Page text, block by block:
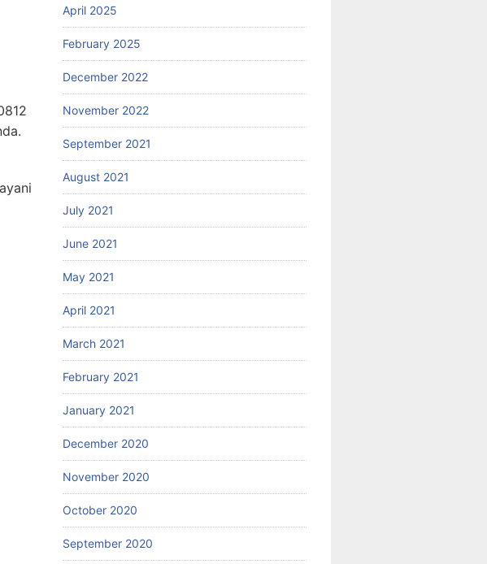
April 2025
February 2025
December 2022
November 2022
September 2021
August 2021
July 2021
June 2021
May 2021
April 2021
March 2021
February 2021
January 2021
December 2020
November 2020
October 2020
September 2020